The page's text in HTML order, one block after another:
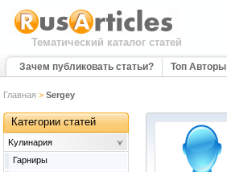
Тематический каталог статей
Зачем публиковать статьи? Топ Авторы
Главная > Sergey
Категории статей
Kулинария
Гарниры